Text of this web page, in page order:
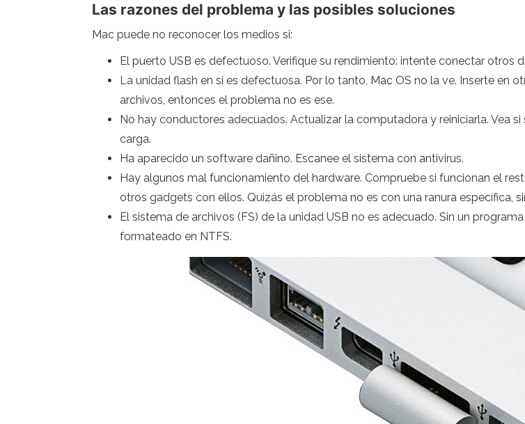
Las razones del problema y las posibles soluciones
Mac puede no reconocer los medios si:
El puerto USB es defectuoso. Verifique su rendimiento: intente conectar otros
La unidad flash en sí es defectuosa. Por lo tanto, Mac OS no la ve. Inserte en
archivos, entonces el problema no es ese.
No hay conductores adecuados. Actualizar la computadora y reiniciarla. Vea
carga.
Ha aparecido un software dañino. Escanee el sistema con antivirus.
Hay algunos mal funcionamiento del hardware. Compruebe si funcionan el
otros gadgets con ellos. Quizás el problema no es con una ranura específica,
El sistema de archivos (FS) de la unidad USB no es adecuado. Sin un
formateado en NTFS.